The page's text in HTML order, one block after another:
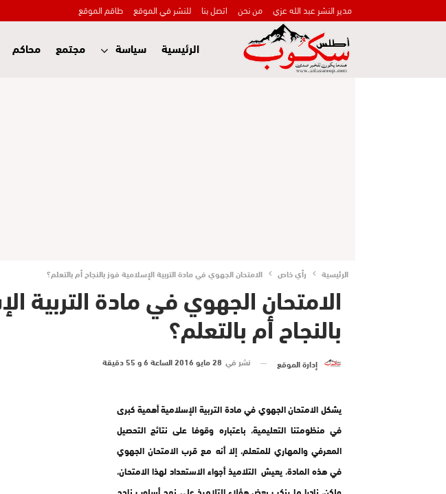
مدير النشر عبد الله عزي من نحن اتصل بنا للنشر في الموقع طاقم الموقع
الرئيسية سياسة مجتمع محاكم
الرئيسية رأي خاص الامتحان الجهوي في مادة التربية الإسلامية فوز بالنجاح أم بالتعلم؟
الامتحان الجهوي في مادة التربية
بالنجاح أم بالتعلم؟
إدارة الموقع نشر في 28 مايو 2016 الساعة 6 و 55 دقيقة
يشكل الامتحان الجهوي في مادة التربية الإسلامية أهمية كبرى
في منظومتنا التعليمية، باعتباره وقوفا على نتائج التحصيل
المعرفي والمهاري للمتعلم، إلا أنه مع قرب الامتحان الجهوي
في هذه المادة، يعيش التلاميذ أجواء الاستعداد لهذا الامتحان،